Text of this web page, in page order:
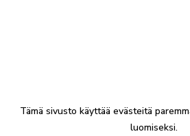
Tämä sivusto käyttää evästeitä
luomiseksi.